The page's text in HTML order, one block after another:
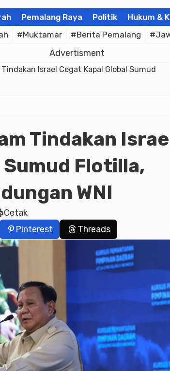
Pemalang Raya Politik Hukum &
#Muktamar #Berita Pemalang
Advertisment
Israel Cegat Kapal Global Sumud
Tindakan
Sumud Flotilla,
WNI
Cetak
Pinterest Threads